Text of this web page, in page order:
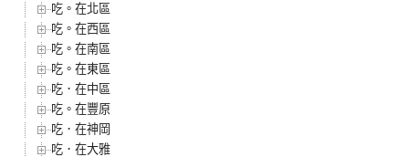
吃。在北區
吃。在西區
吃。在南區
吃。在東區
吃．在中區
吃。在豐原
吃．在神岡
吃．在大雅